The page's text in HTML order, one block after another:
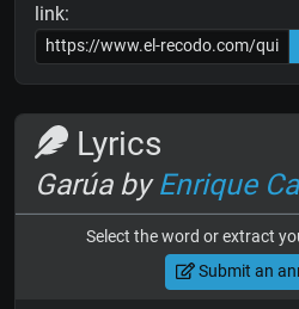
link:
Lyrics
Garúa byEnrique
Select the word or extract
Submit an